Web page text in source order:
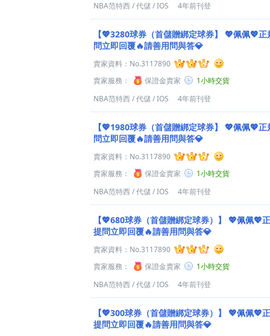
NBA范特西/代儲/IOS 4年前刊登
【💖3280球券（首儲贈綁定球券】
💖佩佩💖正
問立即回覆🔥請善用問與答💎
賣家資料： No.3117890
賣家服務：
保證金賣家
1小時交貨
NBA范特西/代儲/IOS 4年前刊登
【💖1980球券（首儲贈綁定球券】
💖佩佩💖正
問立即回覆🔥請善用問與答💎
賣家資料： No.3117890
賣家服務：
保證金賣家
1小時交貨
NBA范特西/代儲/IOS 4年前刊登
【💖680球券（首儲贈綁定球券）】
💖佩佩💖
提問立即回覆🔥請善用問與答💎
賣家資料： No.3117890
賣家服務：
保證金賣家
1小時交貨
NBA范特西/代儲/IOS 4年前刊登
【💖300球券（首儲贈綁定球券）】
💖佩佩💖
提問立即回覆🔥請善用問與答💎